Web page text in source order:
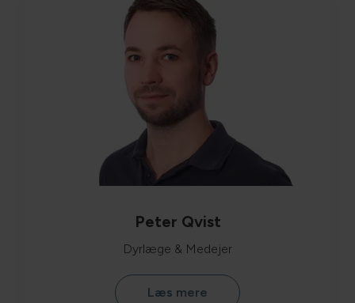
Peter Qvist
Dyrlæge & Medejer
Læs mere